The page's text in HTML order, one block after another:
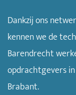
Dankzij ons
kennen we de
Barendrecht
opdrachtgevers
Brabant.